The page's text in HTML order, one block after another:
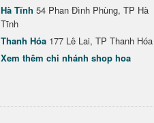
Hà Tĩnh 54 Phan Đình Phùng, TP Hà
Tĩnh
Thanh Hóa 177 Lê Lai, TP Thanh Hóa
Xem thêm chi nhánh shop hoa